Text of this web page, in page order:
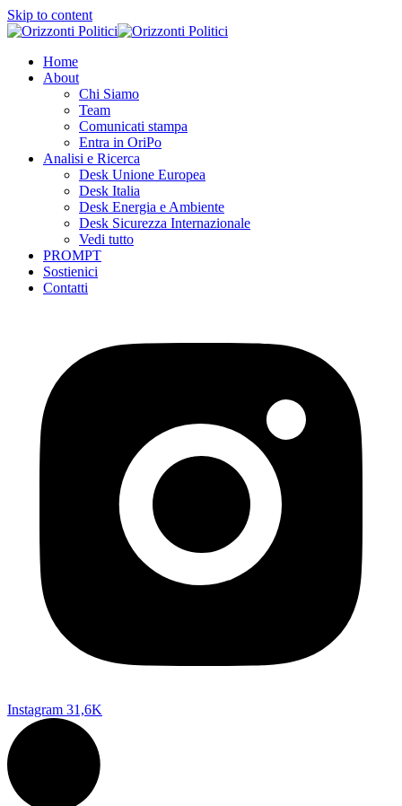
Skip to content
Home
About
Chi Siamo
Team
Comunicati stampa
Entra in OriPo
Analisi e Ricerca
Desk Unione Europea
Desk Italia
Desk Energia e Ambiente
Desk Sicurezza Internazionale
Vedi tutto
PROMPT
Sostienici
Contatti
Instagram 31,6K